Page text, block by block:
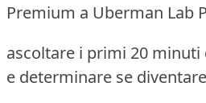
Premium a Uberman Lab
ascoltare i primi 20
e determinare se